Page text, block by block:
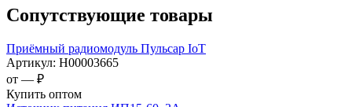
Сопутствующие товары
Приёмный радиомодуль Пульсар IoT
Артикул: Н00003665
от — ₽
Купить оптом